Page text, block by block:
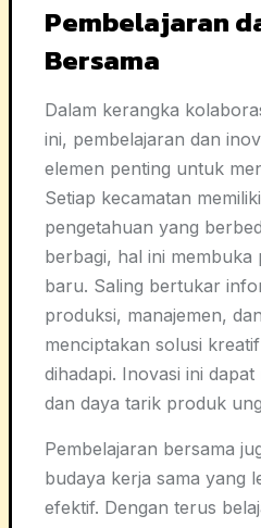
Pembelajaran
Bersama
Dalam kerangka
ini, pembelajaran dan
elemen penting untuk
Setiap kecamatan
pengetahuan yang
berbagi, hal ini
baru. Saling bertukar
produksi, manajemen,
menciptakan solusi
dihadapi. Inovasi ini
dan daya tarik produk
Pembelajaran bersama
budaya kerja sama yang
efektif. Dengan terus